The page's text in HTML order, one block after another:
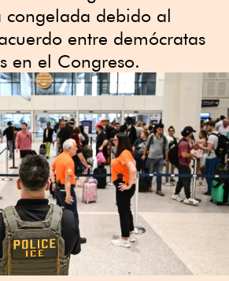
congelada debido al
entre demócratas
en el Congreso.